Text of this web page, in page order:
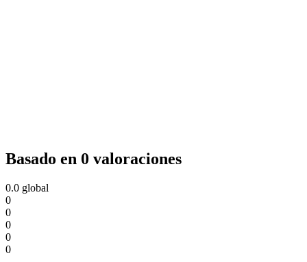
Basado en 0 valoraciones
0.0 global
0
0
0
0
0